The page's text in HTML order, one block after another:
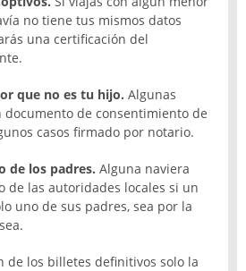
no tiene tus mismos datos
una certificación del
que no es tu hijo. Algunas
documento de consentimiento de
casos firmado por notario.
de los padres. Alguna naviera
de las autoridades locales si un
uno de sus padres, sea por la
de los billetes definitivos solo la